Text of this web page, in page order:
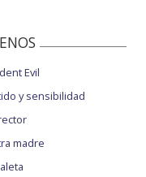
Evil
y sensibilidad
madre